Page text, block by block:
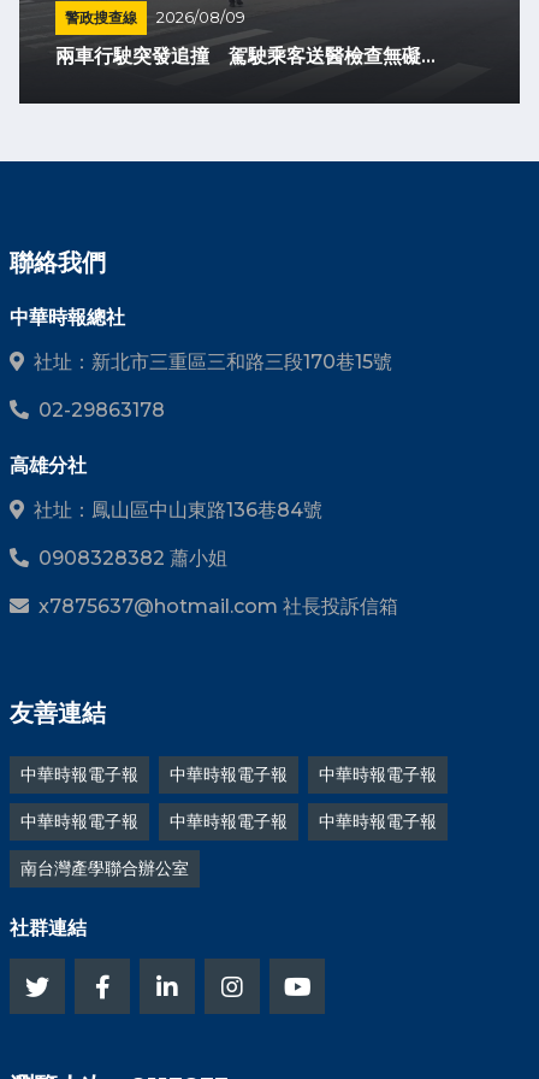
警政搜查線 2026/08/09
兩車行駛突發追撞 駕駛乘客送醫檢查無礙...
聯絡我們
中華時報總社
社址：新北市三重區三和路三段170巷15號
02-29863178
高雄分社
社址：鳳山區中山東路136巷84號
0908328382 蕭小姐
x7875637@hotmail.com 社長投訴信箱
友善連結
中華時報電子報 中華時報電子報 中華時報電子報
中華時報電子報 中華時報電子報 中華時報電子報
南台灣產學聯合辦公室
社群連結